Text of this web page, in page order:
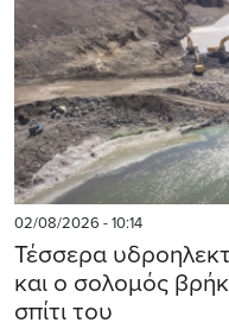
02/08/2026 - 10:14
Τέσσερα
και ο σολομός
σπίτι του